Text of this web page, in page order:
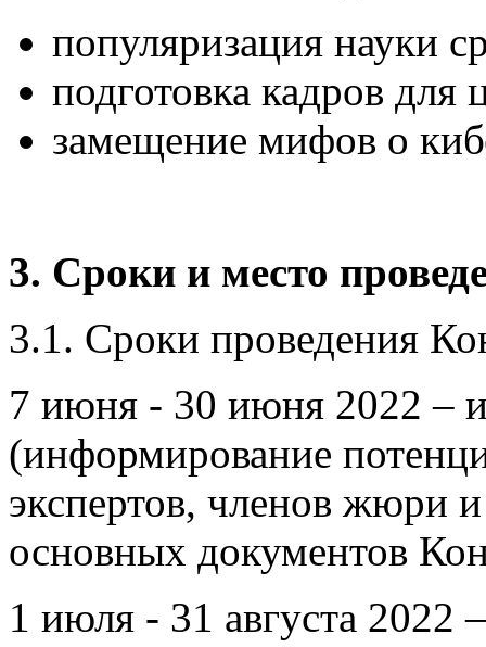
популяризация науки
подготовка кадров
замещение мифов о
3. Сроки и место
3.1. Сроки проведения
7 июня - 30 июня 2022 –
(информирование
экспертов, членов жюри
основных документов
1 июля - 31 августа 2022